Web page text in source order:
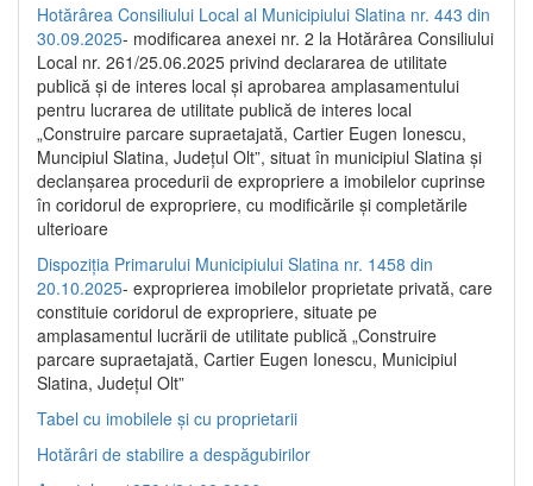
Hotărârea Consiliului Local al Municipiului Slatina nr. 443 din
30.09.2025- modificarea anexei nr. 2 la Hotărârea Consiliului
Local nr. 261/25.06.2025 privind declararea de utilitate
publică şi de interes local şi aprobarea amplasamentului
pentru lucrarea de utilitate publică de interes local
„Construire parcare supraetajată, Cartier Eugen Ionescu,
Muncipiul Slatina, Judeţul Olt”, situat în municipiul Slatina şi
declanşarea procedurii de expropriere a imobilelor cuprinse
în coridorul de expropriere, cu modificările şi completările
ulterioare
Dispoziția Primarului Municipiului Slatina nr. 1458 din
20.10.2025- exproprierea imobilelor proprietate privată, care
constituie coridorul de expropriere, situate pe
amplasamentul lucrării de utilitate publică „Construire
parcare supraetajată, Cartier Eugen Ionescu, Municipiul
Slatina, Județul Olt”
Tabel cu imobilele și cu proprietarii
Hotărâri de stabilire a despăgubirilor